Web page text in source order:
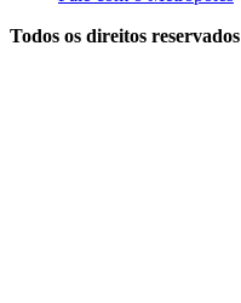
Todos os direitos reservados